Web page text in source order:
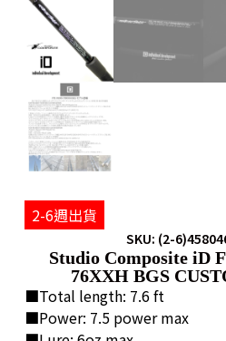
2-6週出貨
SKU: (2-
Studio Composite iD
76XXH BGS
■Total length: 7.6 ft
■Power: 7.5 power max